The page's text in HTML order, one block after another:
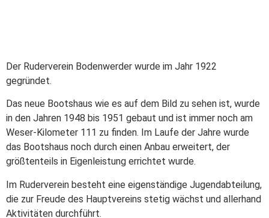
Der Ruderverein Bodenwerder wurde im Jahr 1922
gegründet.
Das neue Bootshaus wie es auf dem Bild zu sehen ist, wurde
in den Jahren 1948 bis 1951 gebaut und ist immer noch am
Weser-Kilometer 111 zu finden. Im Laufe der Jahre wurde
das Bootshaus noch durch einen Anbau erweitert, der
größtenteils in Eigenleistung errichtet wurde.
Im Ruderverein besteht eine eigenständige Jugendabteilung,
die zur Freude des Hauptvereins stetig wächst und allerhand
Aktivitäten durchführt.